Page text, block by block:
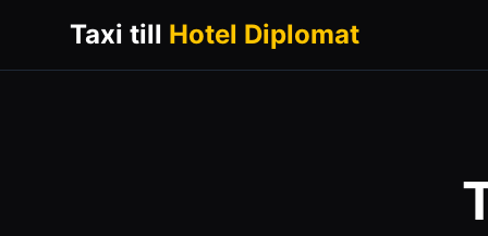
Taxi till Hotel Diplomat